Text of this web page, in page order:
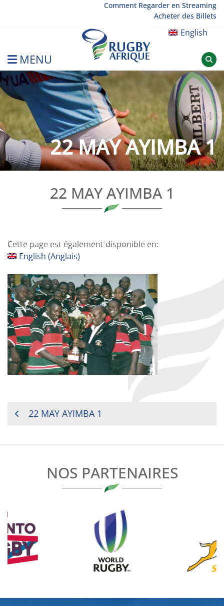
Comment Regarder en Streaming
Acheter des Billets
English
MENU
Rugby Afrique
22 MAY AYIMBA 1
22 MAY AYIMBA 1
Cette page est également disponible en:
English (Anglais)
NAVIGATION
22 MAY AYIMBA 1
NOS PARTENAIRES